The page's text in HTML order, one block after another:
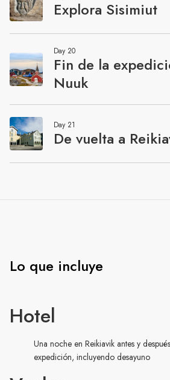
Lo que incluye
Hotel
Una noche en Reikiavik antes y
expedición, incluyendo desayuno